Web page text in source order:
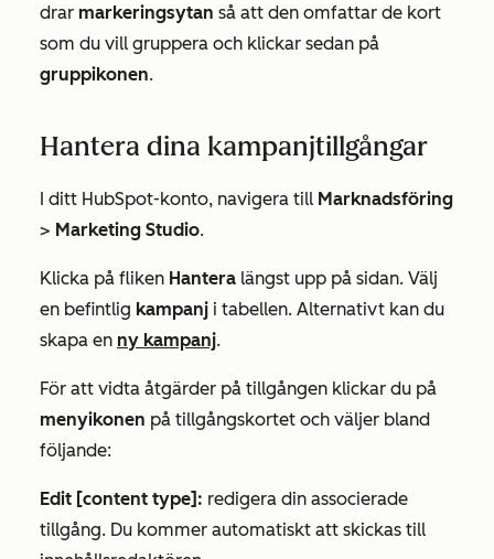
drar markeringsytan så att den omfattar de kort
som du vill gruppera och klickar sedan på
gruppikonen.
Hantera dina kampanjtillgångar
I ditt HubSpot-konto, navigera till Marknadsföring
> Marketing Studio.
Klicka på fliken Hantera längst upp på sidan. Välj
en befintlig kampanj i tabellen. Alternativt kan du
skapa en ny kampanj.
För att vidta åtgärder på tillgången klickar du på
menyikonen på tillgångskortet och väljer bland
följande:
Edit [content type]: redigera din associerade
tillgång. Du kommer automatiskt att skickas till